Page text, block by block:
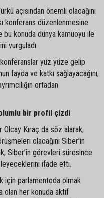
açısından önemli olacağını
konferans düzenlenmesine
bu konuda dünya kamuoyu ile
vurguladı.
konferanslar yüz yüze gelip
fayda ve katkı sağlayacağını,
ortadan
bir profil çizdi
Olcay Kıraç da söz alarak,
olacağını Siber’in
Siber’in görevleri süresince
ifade etti.
için parlamentoda olmak
olan her konuda aktif